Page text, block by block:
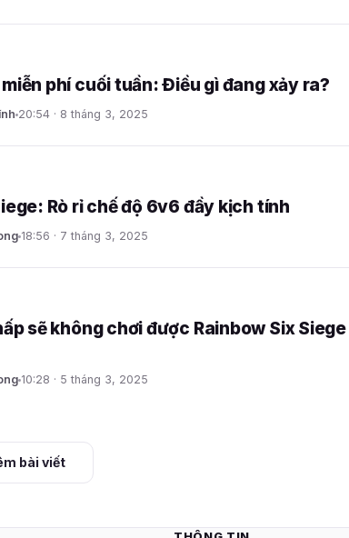
phí cuối tuần: Điều gì đang xảy ra?
20:54 · 8 tháng 3, 2025
Rò rỉ chế độ 6v6 đầy kịch tính
18:56 · 7 tháng 3, 2025
sẽ không chơi được Rainbow Six Siege
10:28 · 5 tháng 3, 2025
bài viết